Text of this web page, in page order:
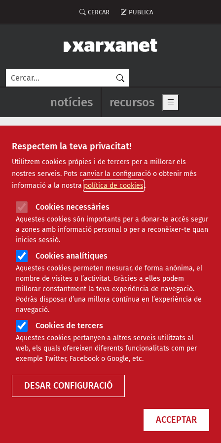
Respectem la teva privacitat!
Utilitzem cookies pròpies i de tercers per a millorar els
nostres serveis. Pots canviar la configuració o obtenir més
informació a la nostra política de cookies
Cookies necessàries
Aquestes cookies són importants per a donar-te accés segur
a zones amb informació personal o per a reconèixer-te quan
inicies sessió.
Cookies analítiques
Aquestes cookies permeten mesurar, de forma anònima, el
nombre de visites o l’activitat. Gràcies a elles podem
millorar constantment la teva experiència de navegació.
Podràs disposar d’una millora contínua en l’experiència de
navegació.
Cookies de tercers
Aquestes cookies pertanyen a altres serveis utilitzats al
web, els quals ofereixen diferents funcionalitats com per
exemple Twitter, Facebook o Google, etc.
DESAR CONFIGURACIÓ
ACCEPTAR
Menú del compte d'usuari
CERCAR PUBLICA
Cerca
Navegació principal de
notícies recursos Show main
memòria econòmica
La Declaració d'Utilitat Pública
(DUP)